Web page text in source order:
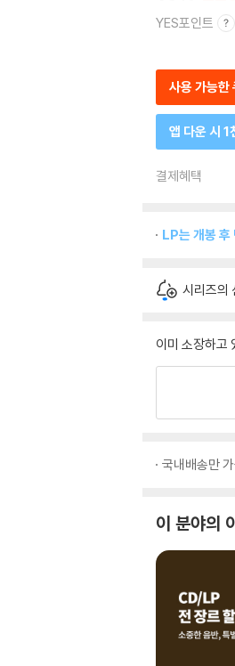
YES포인트
사용 가능한
앱 다운 시 1
결제혜택
LP는 개봉 후
시리즈의
이미 소장하고
국내배송만
이 분야의